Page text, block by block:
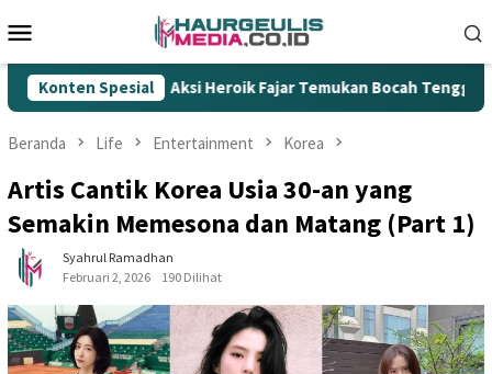
ke
Mobile
Konten Spesial
Aksi Heroik Fajar Temukan Bocah Tenggelam di Embung
Beranda Life Entertainment Korea
Artis Cantik Korea Usia 30-an yang
Semakin Memesona dan Matang (Part 1)
Syahrul Ramadhan
Februari 2, 2026
190 Dilihat